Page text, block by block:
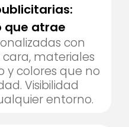
que atrae
con
materiales
y colores que no
Visibilidad
entorno.